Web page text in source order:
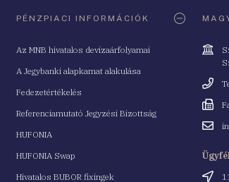
PÉNZPIACI INFORMÁCIÓK
Az MNB hivatalos devizaárfolyamai
A Jegybanki alapkamat alakulása
Fedezetértékelés
Referenciamutató Jegyzési Bizottság
HUFONIA
HUFONIA Swap
Hivatalos BUBOR fixingek
Cím
Fax
Email
Cím